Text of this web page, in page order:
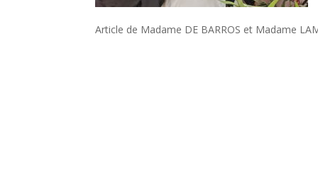
Article de Madame DE BARROS et Madame